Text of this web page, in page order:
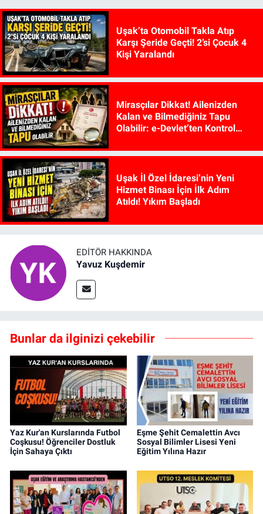
Uşak’ta Otomobil Takla Atıp
Karşı Şeride Geçti! 2’si Çocuk 4
Kişi Yaralandı
Mirasçılar Dikkat! Ailenizden
Kalan ve Bilmediğiniz Tapu
Olabilir: e-Devlet’ten Kontrol
Uşak İl Özel İdaresi’nin Yeni
Hizmet Binası İçin İlk Adım
Atıldı! Yıkım Başladı
EDITÖR HAKKINDA
Yavuz Kuşdemir
Bunlar da ilginizi çekebilir
Yaz Kur'an Kurslarında Futbol
Coşkusu! Öğrenciler Dostluk
İçin Sahaya Çıktı
Eşme Şehit Cemalettin Avcı
Sosyal Bilimler Lisesi Yeni
Eğitim Yılına Hazır